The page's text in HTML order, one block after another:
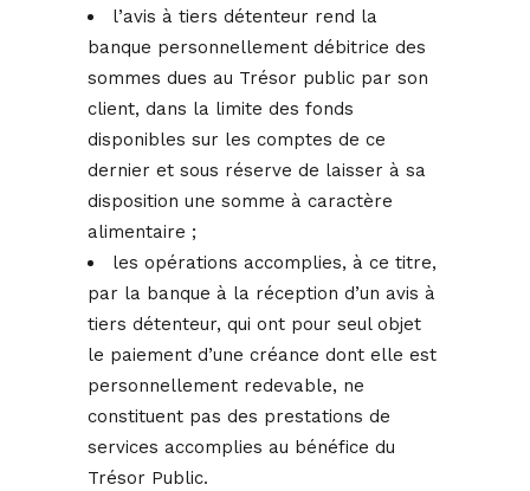
l’avis à tiers détenteur rend la
banque personnellement débitrice des
sommes dues au Trésor public par son
client, dans la limite des fonds
disponibles sur les comptes de ce
dernier et sous réserve de laisser à sa
disposition une somme à caractère
alimentaire ;
les opérations accomplies, à ce titre,
par la banque à la réception d’un avis à
tiers détenteur, qui ont pour seul objet
le paiement d’une créance dont elle est
personnellement redevable, ne
constituent pas des prestations de
services accomplies au bénéfice du
Trésor Public.